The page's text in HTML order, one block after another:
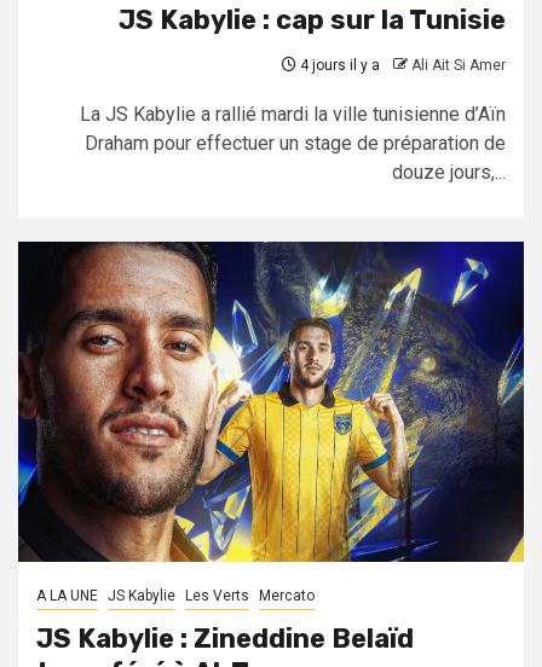
JS Kabylie : cap sur la Tunisie
4 jours il y a Ali Ait Si Amer
La JS Kabylie a rallié mardi la ville tunisienne d’Aïn
Draham pour effectuer un stage de préparation de
douze jours,...
A LA UNE JS Kabylie Les Verts Mercato
JS Kabylie : Zineddine Belaïd